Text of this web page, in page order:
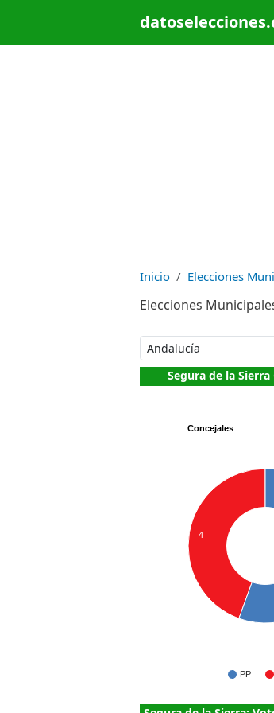
Inicio Elecciones
Elecciones
Segura de la Sierra
Concejales
PP
4